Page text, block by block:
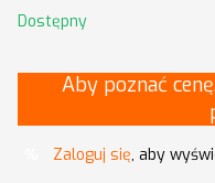
Dostępny
Aby poznać
Zaloguj się, aby